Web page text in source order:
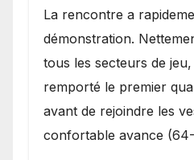
La rencontre a
démonstration.
tous les secteurs de
remporté le premier
avant de rejoindre les
confortable avance